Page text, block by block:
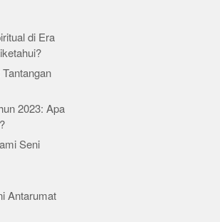
di Era
2023: Apa
Seni
Antarumat